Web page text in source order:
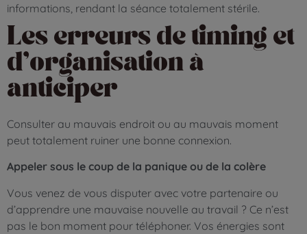
informations, rendant la séance totalement stérile.
Les erreurs de timing et
d’organisation à
anticiper
Consulter au mauvais endroit ou au mauvais moment
peut totalement ruiner une bonne connexion.
Appeler sous le coup de la panique ou de la colère
Vous venez de vous disputer avec votre partenaire ou
d’apprendre une mauvaise nouvelle au travail ? Ce n’est
pas le bon moment pour téléphoner. Vos énergies sont